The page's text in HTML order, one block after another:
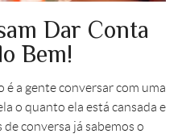
Dar Conta
Bem!
a gente conversar com uma
o quanto ela está cansada e
conversa já sabemos o